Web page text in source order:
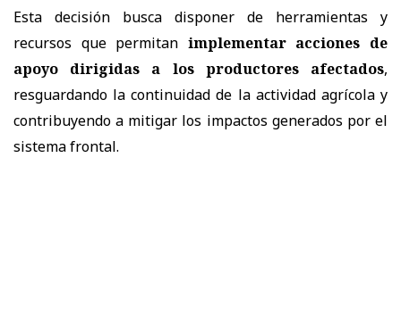
Esta decisión busca disponer de herramientas y
recursos que permitan implementar acciones de
apoyo dirigidas a los productores afectados,
resguardando la continuidad de la actividad agrícola y
contribuyendo a mitigar los impactos generados por el
sistema frontal.